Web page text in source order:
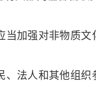
加强对非物质文
法人和其他组织